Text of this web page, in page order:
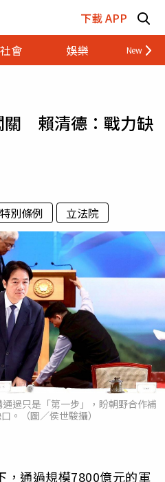
下載 APP
社會 娛樂 財經
關 賴清德：戰力缺
別條例 立法院
過只是「第一步」，盼朝野合作補
。（圖／侯世駿攝）
，通過規模7800億元的軍